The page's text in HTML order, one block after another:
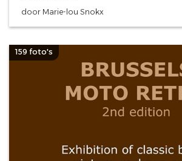
door Marie-lou Snokx
159 foto's